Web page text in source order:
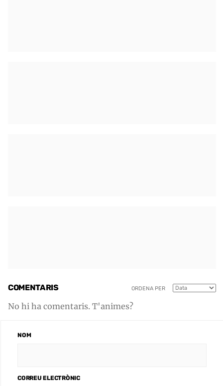
COMENTARIS ORDENA PER
No hi ha comentaris. T'animes?
NOM
CORREU ELECTRÒNIC